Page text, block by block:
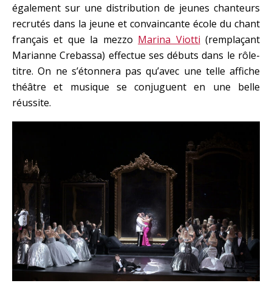
également sur une distribution de jeunes chanteurs
recrutés dans la jeune et convaincante école du chant
français et que la mezzo Marina Viotti (remplaçant
Marianne Crebassa) effectue ses débuts dans le rôle-
titre. On ne s’étonnera pas qu’avec une telle affiche
théâtre et musique se conjuguent en une belle
réussite.